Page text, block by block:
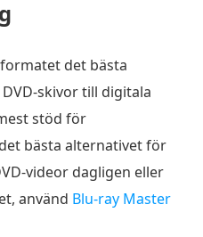
det bästa
skivor till digitala
stöd för
bästa alternativet för
videor dagligen eller
använd Blu-ray Master